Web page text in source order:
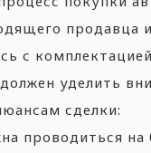
продавца и
с
уделить
сделки:
проводиться на